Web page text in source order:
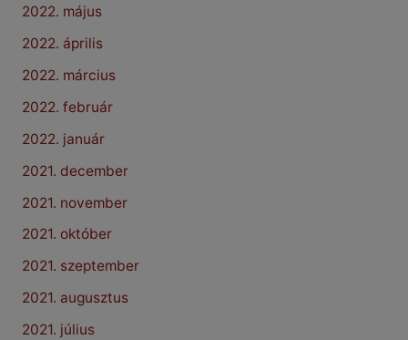
2022. május
2022. április
2022. március
2022. február
2022. január
2021. december
2021. november
2021. október
2021. szeptember
2021. augusztus
2021. július